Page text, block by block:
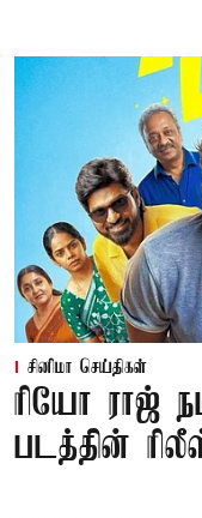
சினிமா செய்திகள்
ரியோ ராஜ்
படத்தின்